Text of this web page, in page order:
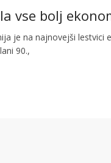
vse bolj
je na najnovejši lestvici
90.,